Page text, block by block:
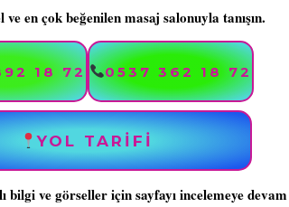
en çok beğenilen masaj salonuyla tanışın.
18 72 0537 362 18 72
YOL TARIFİ
ve görseller için sayfayı incelemeye devam